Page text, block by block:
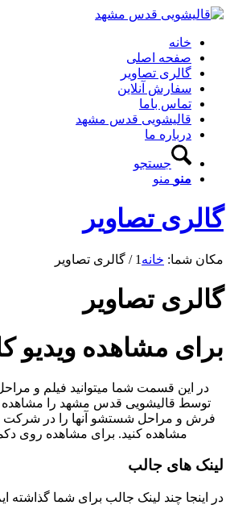
خانه
صفحه اصلی
گالری تصاویر
سفارش آنلاین
تماس باما
قالیشویی قدس مشهد
درباره ما
جستجو
منو منو
گالری تصاویر
مکان شما: خانه 1
/ گالری تصاویر
گالری تصاویر
برای مشاهده ویدیو
در این قسمت شما میتوانید فیلم و
توسط قالیشویی قدس مشهد را
فرش و مراحل شستشو آنها را در
مشاهده کنید. برای مشاهده روی
لینک های جالب
در اینجا چند لینک جالب برای شما گذاشته